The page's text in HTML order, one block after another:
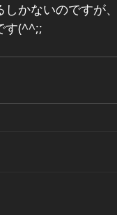
かないのですが
す(^^;;